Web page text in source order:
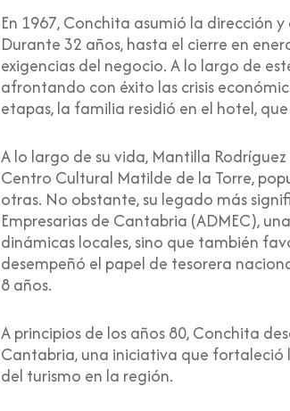
En 1967, Conchita asumió la dirección
Durante 32 años, hasta el cierre en
exigencias del negocio. A lo largo de
afrontando con éxito las crisis
etapas, la familia residió en el hotel,
A lo largo de su vida, Mantilla
Centro Cultural Matilde de la Torre,
otras. No obstante, su legado más
Empresarias de Cantabria (ADMEC),
dinámicas locales, sino que también
desempeñó el papel de tesorera
8 años.
A principios de los años 80, Conchita
Cantabria, una iniciativa que fortaleció
del turismo en la región.